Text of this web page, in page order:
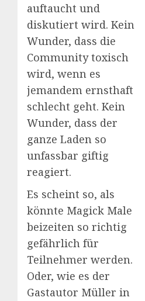
auftaucht und
diskutiert wird. Kein
Wunder, dass die
Community toxisch
wird, wenn es
jemandem ernsthaft
schlecht geht. Kein
Wunder, dass der
ganze Laden so
unfassbar giftig
reagiert.
Es scheint so, als
könnte Magick Male
beizeiten so richtig
gefährlich für
Teilnehmer werden.
Oder, wie es der
Gastautor Müller in